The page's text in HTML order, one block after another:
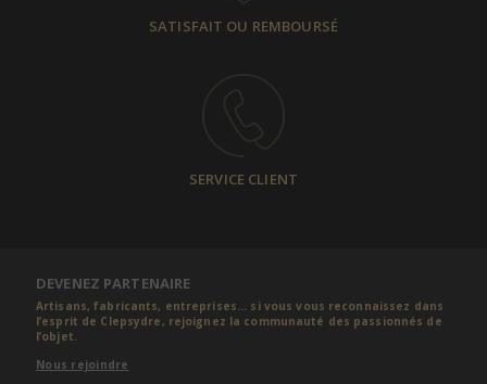
SATISFAIT OU REMBOURSÉ
SERVICE CLIENT
DEVENEZ PARTENAIRE
Artisans, fabricants, entreprises... si vous vous reconnaissez dans
l’esprit de Clepsydre, rejoignez la communauté des passionnés de
l’objet.
Nous rejoindre